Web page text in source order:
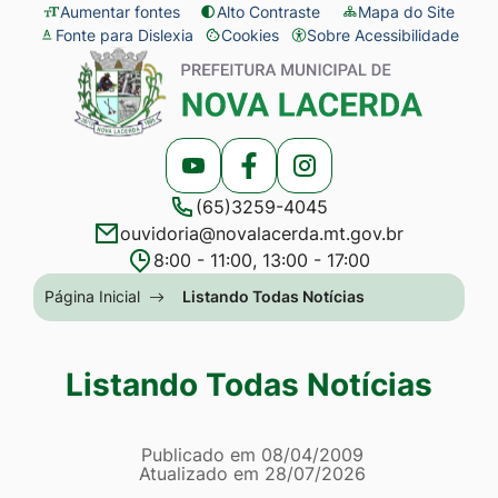
Seção
de
atalhos
acessibilidade
Ir
para
conteúdo
menu
[alt+2]
para
Aumentar fontes Alto Contraste
Mapa do Site
Fonte para Dislexia
Cookies
Abrir
preferências
de
cookies
Sobre Acessibilidade
Seção
menu
Acessar
a
Rede
Social
Acessar
a
Rede
Social
Acessar
a
Rede
Social
(65)3259-4045
ouvidoria@novalacerda.mt.gov.br
8:00 - 11:00, 13:00 - 17:00
Seção
do
principal
Página Inicial Listando Todas Notícias
Listando Todas Notícias
Página Listando Todas
Informações
Publicado em 08/04/2009
Atualizado em 28/07/2026